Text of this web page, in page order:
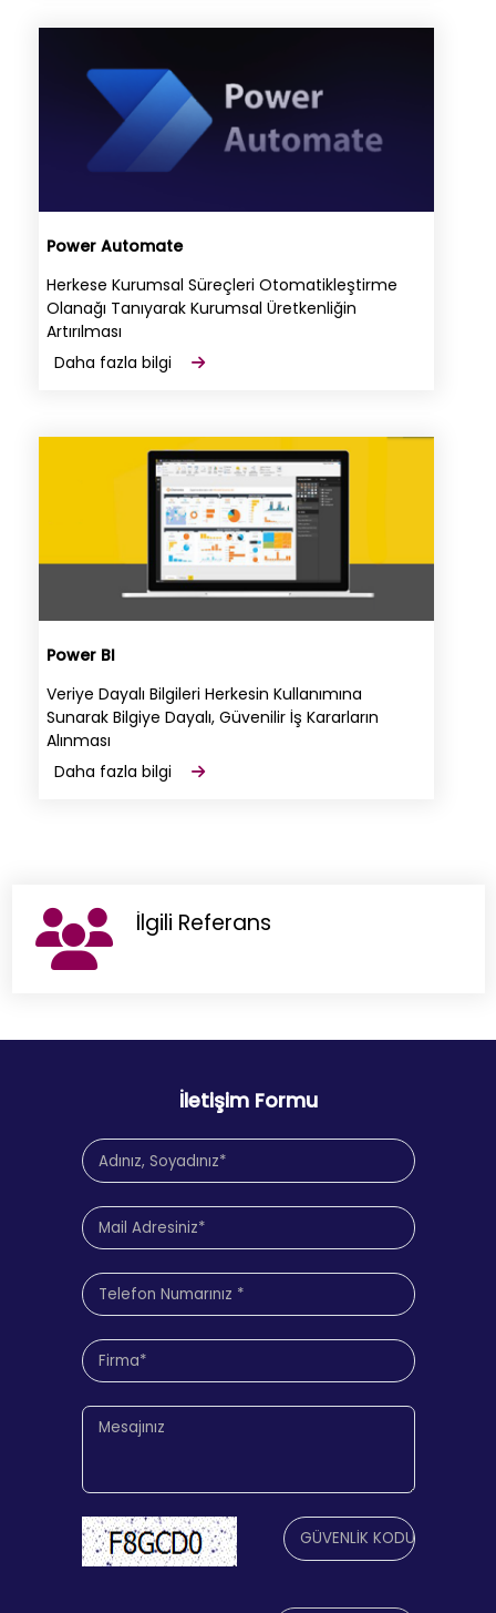
Power Automate
Herkese Kurumsal Süreçleri Otomatikleştirme
Olanağı Tanıyarak Kurumsal Üretkenliğin
Artırılması
Daha fazla bilgi
Power BI
Veriye Dayalı Bilgileri Herkesin Kullanımına
Sunarak Bilgiye Dayalı, Güvenilir İş Kararların
Alınması
Daha fazla bilgi
İlgili Referans
İletişim Formu